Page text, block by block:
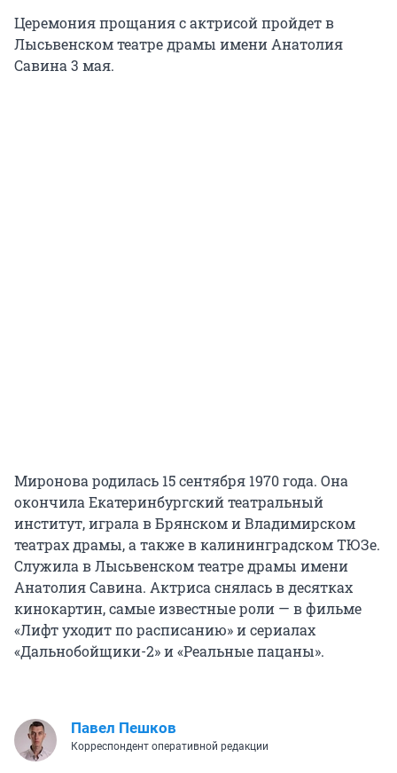
Церемония прощания с актрисой пройдет в
Лысьвенском театре драмы имени Анатолия
Савина 3 мая.
Миронова родилась 15 сентября 1970 года. Она
окончила Екатеринбургский театральный
институт, играла в Брянском и Владимирском
театрах драмы, а также в калининградском ТЮЗе.
Служила в Лысьвенском театре драмы имени
Анатолия Савина. Актриса снялась в десятках
кинокартин, самые известные роли — в фильме
«Лифт уходит по расписанию» и сериалах
«Дальнобойщики-2» и «Реальные пацаны».
Павел Пешков
Корреспондент оперативной редакции